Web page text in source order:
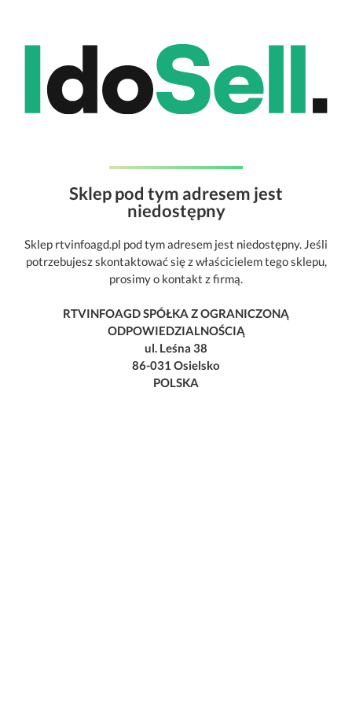
Sklep pod tym adresem jest
niedostępny
Sklep rtvinfoagd.pl pod tym adresem jest niedostępny. Jeśli
potrzebujesz skontaktować się z właścicielem tego sklepu,
prosimy o kontakt z firmą.
RTVINFOAGD SPÓŁKA Z OGRANICZONĄ
ODPOWIEDZIALNOŚCIĄ
ul. Leśna 38
86-031 Osielsko
POLSKA